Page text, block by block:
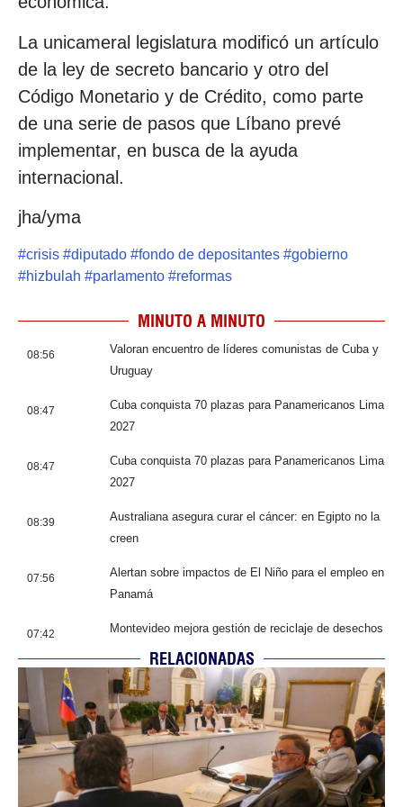
La unicameral legislatura modificó un artículo
de la ley de secreto bancario y otro del
Código Monetario y de Crédito, como parte
de una serie de pasos que Líbano prevé
implementar, en busca de la ayuda
internacional.
jha/yma
#crisis #diputado #fondo de depositantes #gobierno
#hizbulah #parlamento #reformas
MINUTO A MINUTO
08:56
Valoran encuentro de líderes comunistas de Cuba y
Uruguay
08:47
Cuba conquista 70 plazas para Panamericanos Lima
2027
08:47
Cuba conquista 70 plazas para Panamericanos Lima
2027
08:39
Australiana asegura curar el cáncer: en Egipto no la
creen
07:56
Alertan sobre impactos de El Niño para el empleo en
Panamá
07:42 Montevideo mejora gestión de reciclaje de desechos
RELACIONADAS